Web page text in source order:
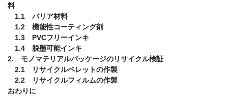
料
1.1 バリア材料
1.2 機能性コーティング剤
1.3 PVCフリーインキ
1.4 脱墨可能インキ
2. モノマテリアルパッケージのリサイクル検証
2.1 リサイクルペレットの作製
2.2 リサイクルフィルムの作製
おわりに